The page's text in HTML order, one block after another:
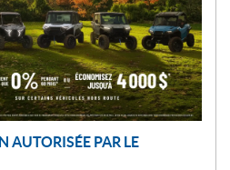
AUTORISÉE PAR LE